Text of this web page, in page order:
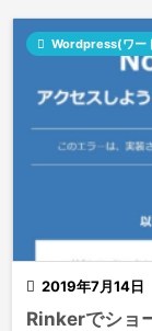
 2019年7月14日
 Wordpress(ワー
Rinkerでショ